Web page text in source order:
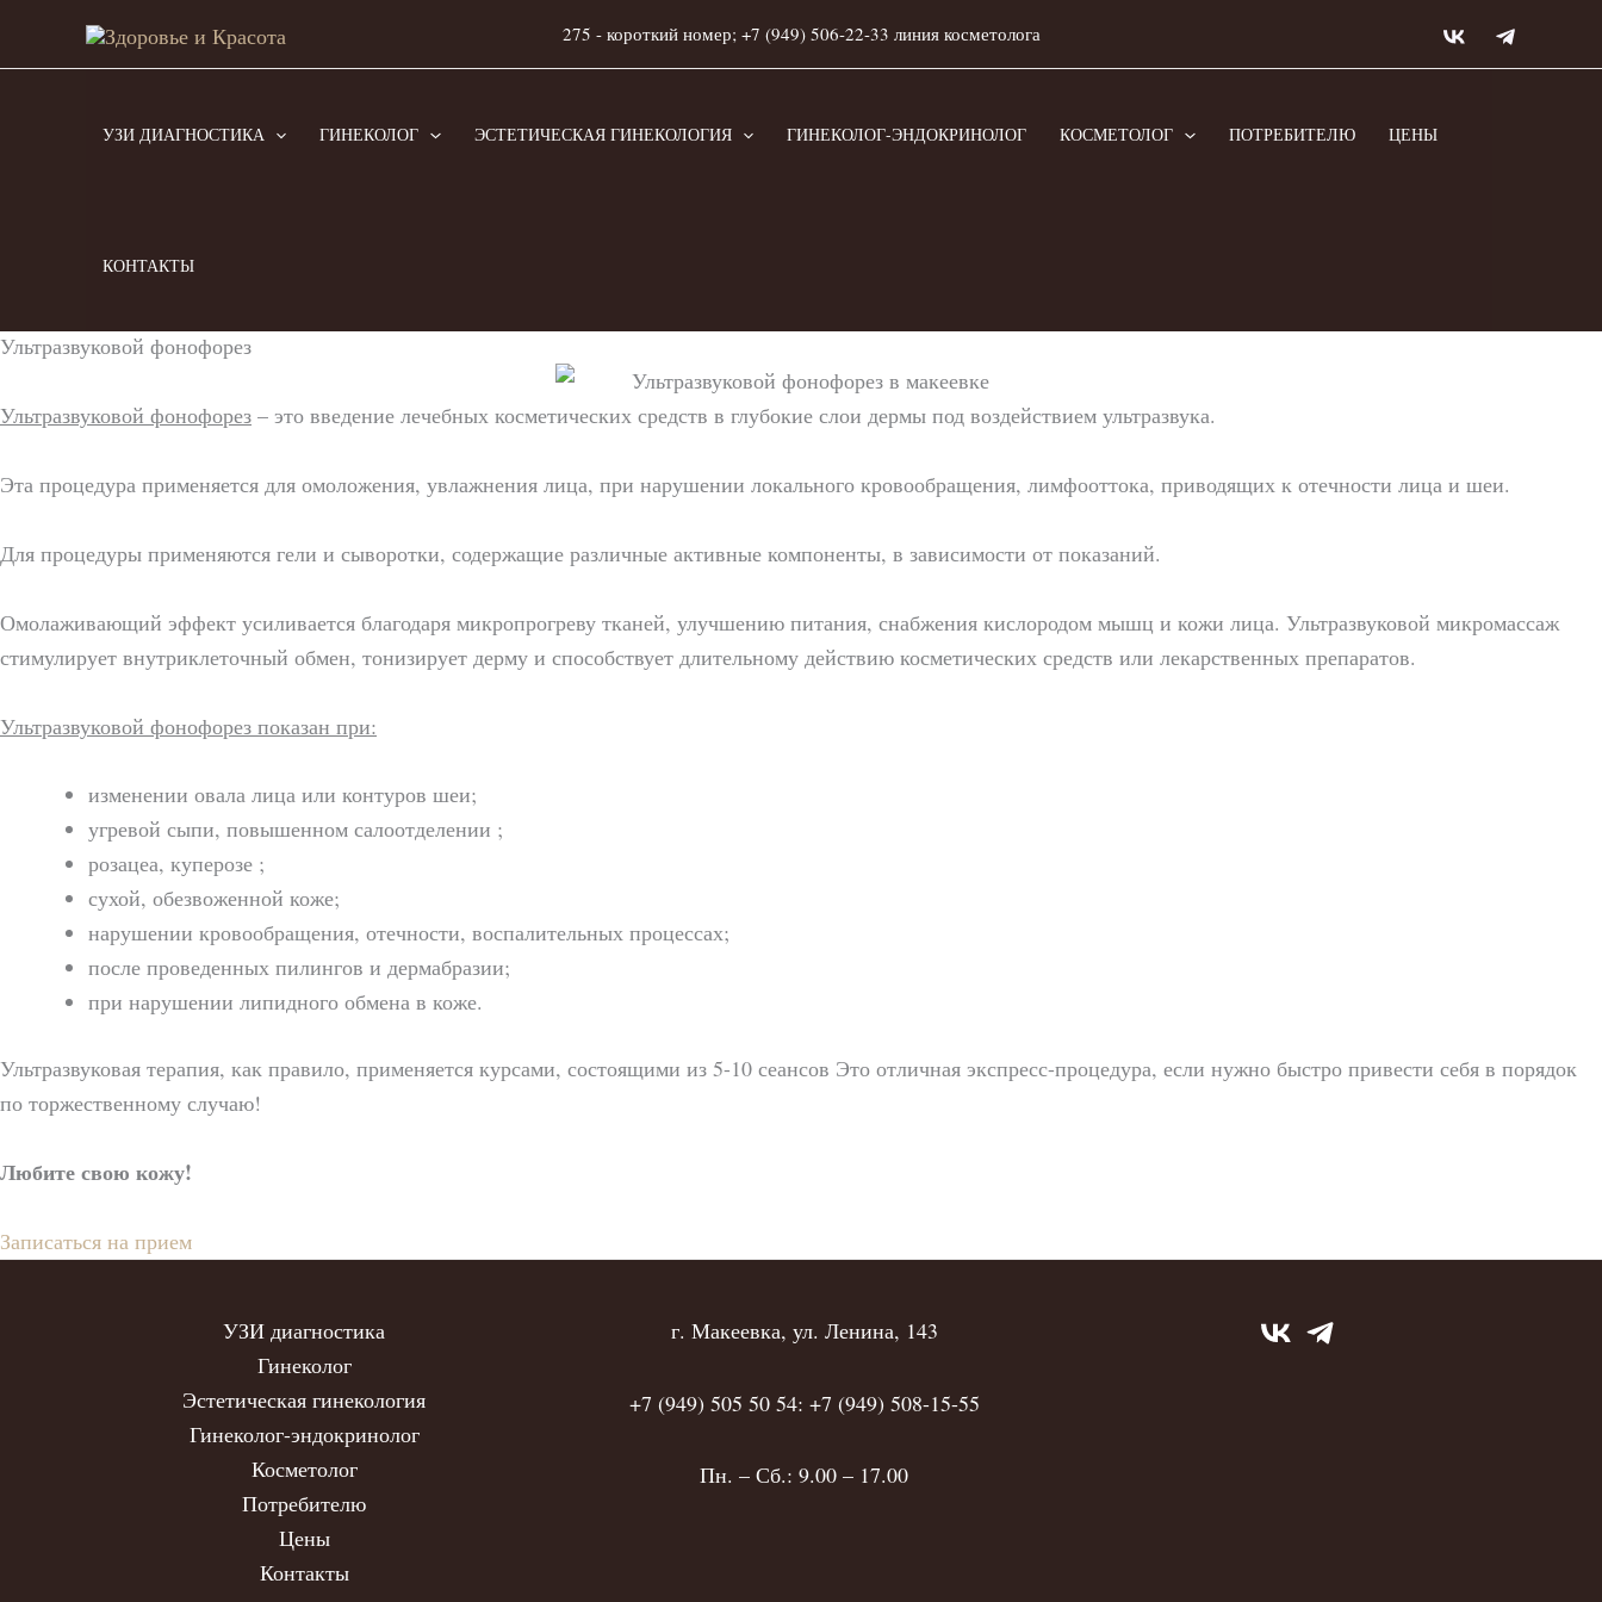
275 - короткий номер; +7 (949) 506-22-33 линия косметолога
УЗИ ДИАГНОСТИКА ГИНЕКОЛОГ ЭСТЕТИЧЕСКАЯ ГИНЕКОЛОГИЯ ГИНЕКОЛОГ-ЭНДОКРИНОЛОГ КОСМЕТОЛОГ ПОТРЕБИТЕЛЮ ЦЕНЫ
КОНТАКТЫ
Ультразвуковой фонофорез
Ультразвуковой фонофорез – это введение лечебных косметических средств в глубокие слои дермы под воздействием ультразвука.
Эта процедура применяется для омоложения, увлажнения лица, при нарушении локального кровообращения, лимфооттока, приводящих к отечности лица и шеи.
Для процедуры применяются гели и сыворотки, содержащие различные активные компоненты, в зависимости от показаний.
Омолаживающий эффект усиливается благодаря микропрогреву тканей, улучшению питания, снабжения кислородом мышц и кожи лица. Ультразвуковой микромассаж
стимулирует внутриклеточный обмен, тонизирует дерму и способствует длительному действию косметических средств или лекарственных препаратов.
Ультразвуковой фонофорез показан при:
изменении овала лица или контуров шеи;
угревой сыпи, повышенном салоотделении ;
розацеа, куперозе ;
сухой, обезвоженной коже;
нарушении кровообращения, отечности, воспалительных процессах;
после проведенных пилингов и дермабразии;
при нарушении липидного обмена в коже.
Ультразвуковая терапия, как правило, применяется курсами, состоящими из 5-10 сеансов Это отличная экспресс-процедура, если нужно быстро привести себя в порядок
по торжественному случаю!
Любите свою кожу!
Записаться на прием
УЗИ диагностика
Гинеколог
Эстетическая гинекология
Гинеколог-эндокринолог
Косметолог
Потребителю
Цены
Контакты
г. Макеевка, ул. Ленина, 143
+7 (949) 505 50 54: +7 (949) 508-15-55
Пн. – Сб.: 9.00 – 17.00